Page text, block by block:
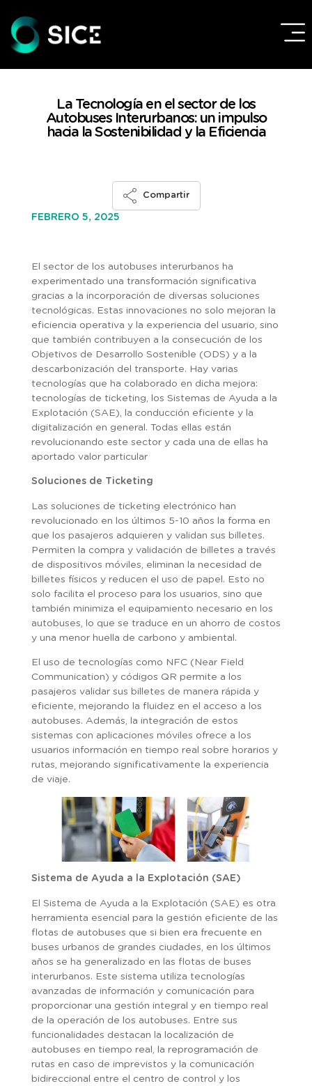
La Tecnología en el sector de los
Autobuses Interurbanos: un impulso
hacia la Sostenibilidad y la Eficiencia
FEBRERO 5, 2025
Compartir
El sector de los autobuses interurbanos ha
experimentado una transformación significativa
gracias a la incorporación de diversas soluciones
tecnológicas. Estas innovaciones no solo mejoran la
eficiencia operativa y la experiencia del usuario, sino
que también contribuyen a la consecución de los
Objetivos de Desarrollo Sostenible (ODS) y a la
descarbonización del transporte. Hay varias
tecnologías que ha colaborado en dicha mejora:
tecnologías de ticketing, los Sistemas de Ayuda a la
Explotación (SAE), la conducción eficiente y la
digitalización en general. Todas ellas están
revolucionando este sector y cada una de ellas ha
aportado valor particular
Soluciones de Ticketing
Las soluciones de ticketing electrónico han
revolucionado en los últimos 5-10 años la forma en
que los pasajeros adquieren y validan sus billetes.
Permiten la compra y validación de billetes a través
de dispositivos móviles, eliminan la necesidad de
billetes físicos y reducen el uso de papel. Esto no
solo facilita el proceso para los usuarios, sino que
también minimiza el equipamiento necesario en los
autobuses, lo que se traduce en un ahorro de costos
y una menor huella de carbono y ambiental.
El uso de tecnologías como NFC (Near Field
Communication) y códigos QR permite a los
pasajeros validar sus billetes de manera rápida y
eficiente, mejorando la fluidez en el acceso a los
autobuses. Además, la integración de estos
sistemas con aplicaciones móviles ofrece a los
usuarios información en tiempo real sobre horarios y
rutas, mejorando significativamente la experiencia
de viaje.
Sistema de Ayuda a la Explotación (SAE)
El Sistema de Ayuda a la Explotación (SAE) es otra
herramienta esencial para la gestión eficiente de las
flotas de autobuses que si bien era frecuente en
buses urbanos de grandes ciudades, en los últimos
años se ha generalizado en las flotas de buses
interurbanos. Este sistema utiliza tecnologías
avanzadas de información y comunicación para
proporcionar una gestión integral y en tiempo real
de la operación de los autobuses. Entre sus
funcionalidades destacan la localización de
autobuses en tiempo real, la reprogramación de
rutas en caso de imprevistos y la comunicación
bidireccional entre el centro de control y los